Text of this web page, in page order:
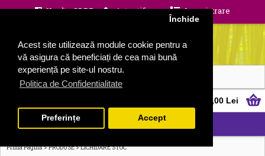
Acest site utilizează module cookie pentru a
vă asigura că beneficiați de cea mai bună
experiență pe site-ul nostru.
Politica de Confidentialitate
Închide
Preferințe Accept
Unelte GDPR Autentificare Inregistrare
0 produs(e) - 0,00 Lei
CATEGORII
Prima Pagină>PRODUSE>LICHIDARE STOC